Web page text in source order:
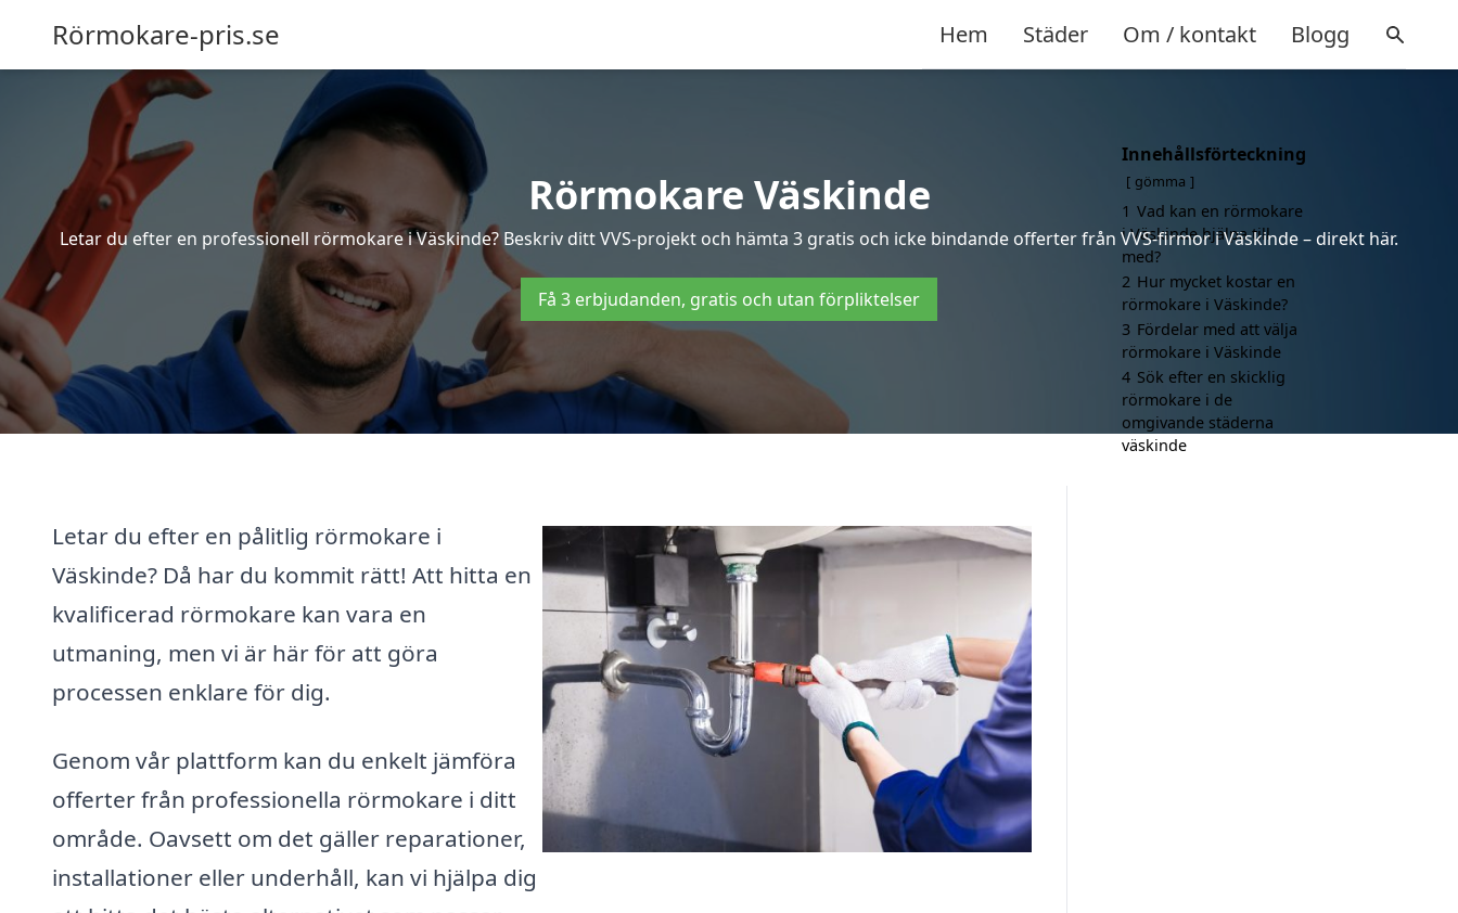
Rörmokare-pris.se Hem Städer Om / kontakt Blogg
Rörmokare Väskinde
Letar du efter en professionell rörmokare i Väskinde? Beskriv ditt VVS-projekt och hämta 3 gratis och icke bindande offerter från VVS-firmor i Väskinde – direkt här.
Få 3 erbjudanden, gratis och utan förpliktelser
Letar du efter en pålitlig rörmokare i
Väskinde? Då har du kommit rätt! Att hitta en
kvalificerad rörmokare kan vara en
utmaning, men vi är här för att göra
processen enklare för dig.
Genom vår plattform kan du enkelt jämföra
offerter från professionella rörmokare i ditt
område. Oavsett om det gäller reparationer,
installationer eller underhåll, kan vi hjälpa dig
Innehållsförteckning
gömma
1 Vad kan en rörmokare
i Väskinde hjälpa till
med?
2 Hur mycket kostar en
rörmokare i Väskinde?
3 Fördelar med att välja
rörmokare i Väskinde
4 Sök efter en skicklig
rörmokare i de
omgivande städerna
väskinde